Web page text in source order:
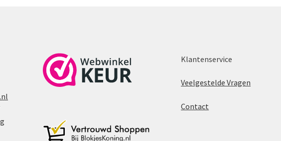
Klantenservice
Veelgestelde Vragen
Contact